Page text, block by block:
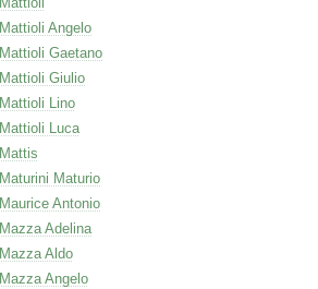
Mattioli Angelo
Mattioli Gaetano
Mattioli Giulio
Mattioli Lino
Mattioli Luca
Mattis
Maturini Maturio
Maurice Antonio
Mazza Adelina
Mazza Aldo
Mazza Angelo